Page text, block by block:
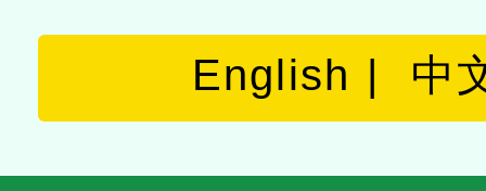
English 中